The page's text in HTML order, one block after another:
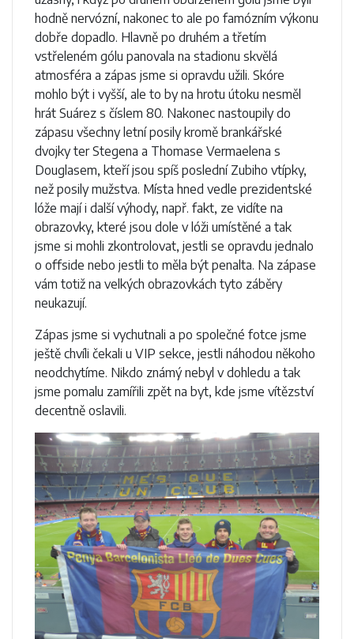
hodně nervózní, nakonec to ale po famózním výkonu
dobře dopadlo. Hlavně po druhém a třetím
vstřeleném gólu panovala na stadionu skvělá
atmosféra a zápas jsme si opravdu užili. Skóre
mohlo být i vyšší, ale to by na hrotu útoku nesměl
hrát Suárez s číslem 80. Nakonec nastoupily do
zápasu všechny letní posily kromě brankářské
dvojky ter Stegena a Thomase Vermaelena s
Douglasem, kteří jsou spíš poslední Zubiho vtípky,
než posily mužstva. Místa hned vedle prezidentské
lóže mají i další výhody, např. fakt, ze vidíte na
obrazovky, které jsou dole v lóži umístěné a tak
jsme si mohli zkontrolovat, jestli se opravdu jednalo
o offside nebo jestli to měla být penalta. Na zápase
vám totiž na velkých obrazovkách tyto záběry
neukazují.
Zápas jsme si vychutnali a po společné fotce jsme
ještě chvíli čekali u VIP sekce, jestli náhodou někoho
neodchytíme. Nikdo známý nebyl v dohledu a tak
jsme pomalu zamířili zpět na byt, kde jsme vítězství
decentně oslavili.